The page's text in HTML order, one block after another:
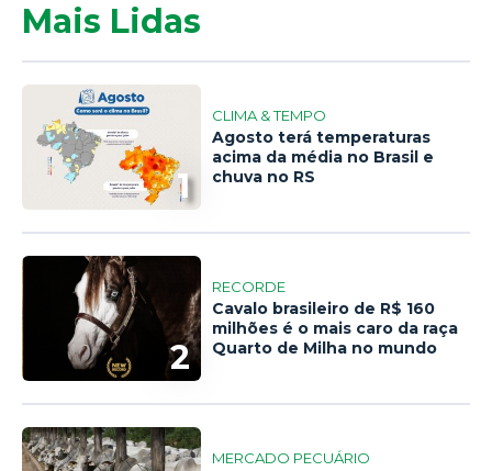
Mais Lidas
1
CLIMA & TEMPO
Agosto terá temperaturas
acima da média no Brasil e
chuva no RS
2
RECORDE
Cavalo brasileiro de R$ 160
milhões é o mais caro da raça
Quarto de Milha no mundo
MERCADO PECUÁRIO